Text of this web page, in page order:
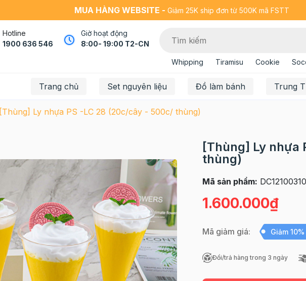
MUA HÀNG WEBSITE - Giảm 25K ship đơn từ 500K mã FSTT
Hotline
1900 636 546
Giờ hoạt động
8:00- 19:00 T2-CN
Whipping Tiramisu Cookie
Trang chủ Set nguyên liệu Đồ làm bánh Trung
[Thùng] Ly nhựa PS -LC 28 (20c/cây - 500c/ thùng)
[Thùng] Ly nhựa
thùng)
Mã sản phẩm: DC12100310
1.600.000₫
Mã giảm giá: Giảm 10%
Đổi/trả hàng trong 3 ngày